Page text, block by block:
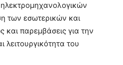
των εσωτερικών και
παρεμβάσεις για την
του